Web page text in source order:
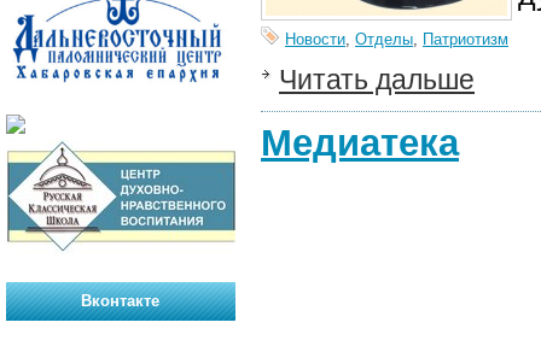
Новости, Отделы, Патриотизм
Читать дальше
Медиатека
Вконтакте